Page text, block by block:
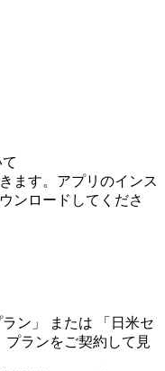
ます。アプリのインス
ンロードしてくださ
ラン 」 または 「 日米セ
プランをご契約して見